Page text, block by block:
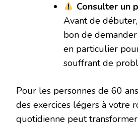
Consulter un
Avant de
bon de
en particulier
souffrant de
Pour les personnes de 60
des exercices légers à votre
quotidienne peut